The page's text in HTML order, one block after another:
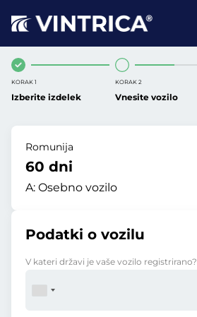
KORAK 1
Izberite izdelek
KORAK 2
Vnesite vozilo
Romunija
60 dni
A: Osebno vozilo
Podatki o vozilu
V kateri državi je vaše vozilo registrirano?